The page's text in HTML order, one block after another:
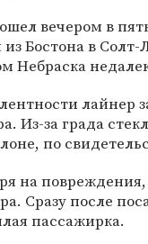
вечером в
Бостона в
Небраска
лайнер
Из-за града
по
на
Сразу после
пассажирка.